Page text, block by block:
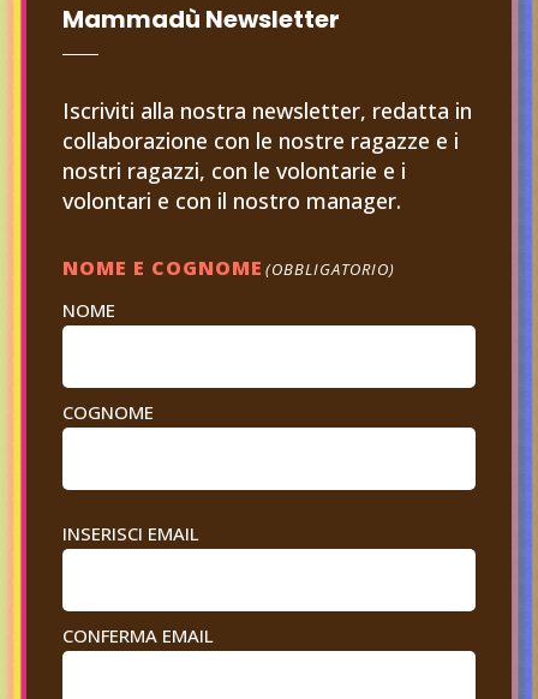
Mammadù Newsletter
Iscriviti alla nostra newsletter, redatta in
collaborazione con le nostre ragazze e i
nostri ragazzi, con le volontarie e i
volontari e con il nostro manager.
NOME E COGNOME (OBBLIGATORIO)
NOME
COGNOME
EMAIL(OBBLIGATORIO)
INSERISCI EMAIL
CONFERMA EMAIL